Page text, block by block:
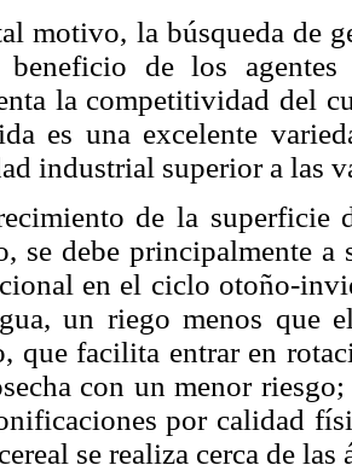
motivo, la búsqueda de
beneficio de los
la competitividad del
es una excelente
industrial superior a las
de la superficie
se debe principalmente
en el ciclo otoño-
un riego menos que
que facilita entrar en
con un menor
por calidad
se realiza cerca de las